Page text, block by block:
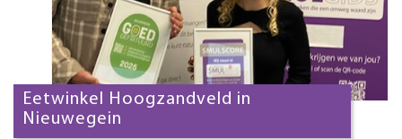
Eetwinkel Hoogzandveld in
Nieuwegein